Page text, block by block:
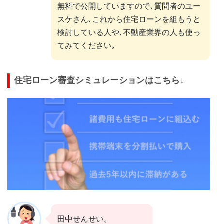
無料で公開していますので､質問者のユー
スケさん､これから住宅ローンを組もうと
検討している人や､不動産業界の人も使っ
てみてください｡
住宅ローン審査シミュレーションはこちら↓
田中せんせい。